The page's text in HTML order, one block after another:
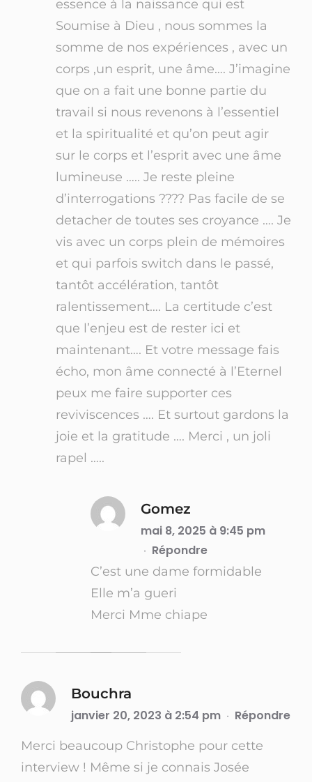
essence à la naissance qui est
Soumise à Dieu , nous sommes la
somme de nos expériences , avec un
corps ,un esprit, une âme…. J’imagine
que on a fait une bonne partie du
travail si nous revenons à l’essentiel
et la spiritualité et qu’on peut agir
sur le corps et l’esprit avec une âme
lumineuse ….. Je reste pleine
d’interrogations ???? Pas facile de se
detacher de toutes ses croyance …. Je
vis avec un corps plein de mémoires
et qui parfois switch dans le passé,
tantôt accélération, tantôt
ralentissement…. La certitude c’est
que l’enjeu est de rester ici et
maintenant…. Et votre message fais
écho, mon âme connecté à l’Eternel
peux me faire supporter ces
reviviscences …. Et surtout gardons la
joie et la gratitude …. Merci , un joli
rapel …..
Gomez
mai 8, 2025 à 9:45 pm
· Répondre
C’est une dame formidable
Elle m’a gueri
Merci Mme chiape
Bouchra
janvier 20, 2023 à 2:54 pm · Répondre
Merci beaucoup Christophe pour cette
interview ! Même si je connais Josée